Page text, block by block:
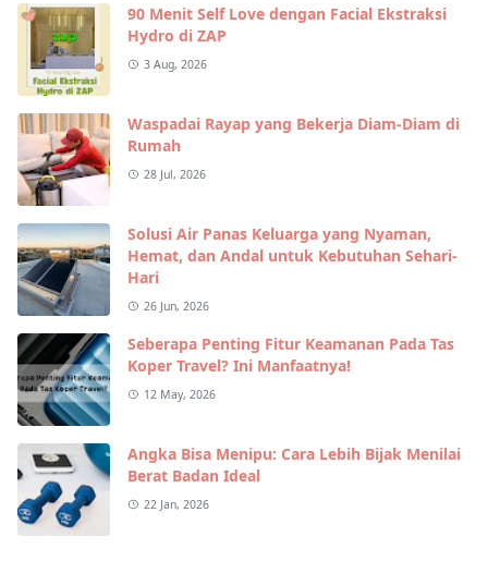
90 Menit Self Love dengan Facial Ekstraksi
Hydro di ZAP
3 Aug, 2026
Waspadai Rayap yang Bekerja Diam-Diam di
Rumah
28 Jul, 2026
Solusi Air Panas Keluarga yang Nyaman,
Hemat, dan Andal untuk Kebutuhan Sehari-
Hari
26 Jun, 2026
Seberapa Penting Fitur Keamanan Pada Tas
Koper Travel? Ini Manfaatnya!
12 May, 2026
Angka Bisa Menipu: Cara Lebih Bijak Menilai
Berat Badan Ideal
22 Jan, 2026